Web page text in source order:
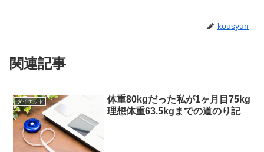
kousyun
関連記事
ダイエット
体重80kgだった私が1ヶ月目75kg
理想体重63.5kgまでの道のり記